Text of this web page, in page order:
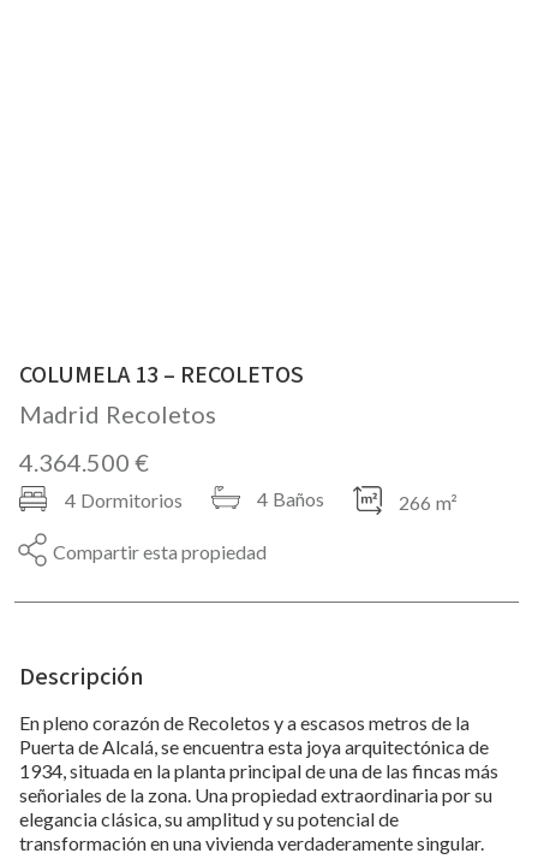
COLUMELA 13 – RECOLETOS
Madrid Recoletos
4.364.500 €
4 Dormitorios 4 Baños 266 m²
Compartir esta propiedad
Descripción
En pleno corazón de Recoletos y a escasos metros de la
Puerta de Alcalá, se encuentra esta joya arquitectónica de
1934, situada en la planta principal de una de las fincas más
señoriales de la zona. Una propiedad extraordinaria por su
elegancia clásica, su amplitud y su potencial de
transformación en una vivienda verdaderamente singular.